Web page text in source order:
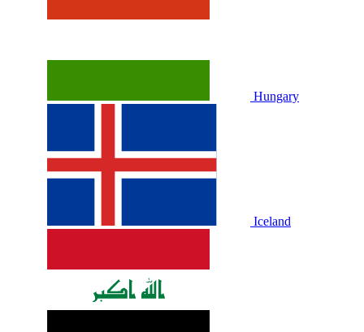
Hungary
Iceland